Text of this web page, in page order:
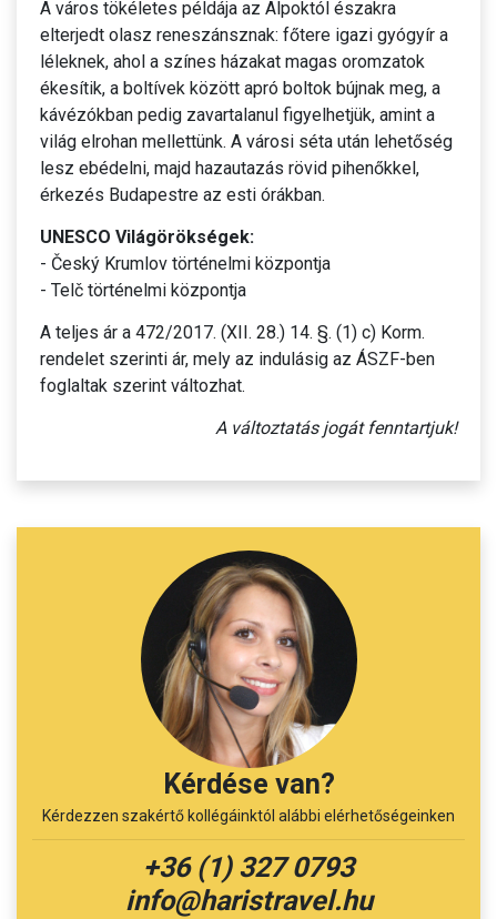
Kérdése van?
Kérdezzen szakértő kollégáinktól alábbi elérhetőségeinken
+36 (1) 327 0793
info@haristravel.hu
A város tökéletes példája az Alpoktól északra
elterjedt olasz reneszánsznak: főtere igazi gyógyír a
léleknek, ahol a színes házakat magas oromzatok
ékesítik, a boltívek között apró boltok bújnak meg, a
kávézókban pedig zavartalanul figyelhetjük, amint a
világ elrohan mellettünk. A városi séta után lehetőség
lesz ebédelni, majd hazautazás rövid pihenőkkel,
érkezés Budapestre az esti órákban.
UNESCO Világörökségek:
- Český Krumlov történelmi központja
- Telč történelmi központja
A teljes ár a 472/2017. (XII. 28.) 14. §. (1) c) Korm.
rendelet szerinti ár, mely az indulásig az ÁSZF-ben
foglaltak szerint változhat.
A változtatás jogát fenntartjuk!